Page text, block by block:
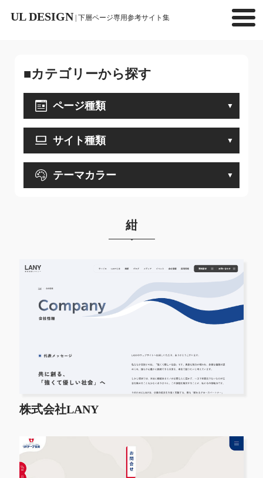
UL DESIGN | 下層ページ専用参考サイト集
■カテゴリーから探す
ページ種類
サイト種類
テーマカラー
紺
株式会社LANY